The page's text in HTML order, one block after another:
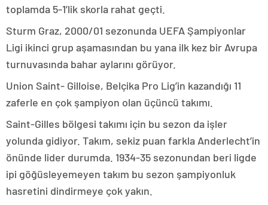
toplamda 5-1’lik skorla rahat geçti.
Sturm Graz, 2000/01 sezonunda UEFA Şampiyonlar
Ligi ikinci grup aşamasından bu yana ilk kez bir Avrupa
turnuvasında bahar aylarını görüyor.
Union Saint- Gilloise, Belçika Pro Lig’in kazandığı 11
zaferle en çok şampiyon olan üçüncü takımı.
Saint-Gilles bölgesi takımı için bu sezon da işler
yolunda gidiyor. Takım, sekiz puan farkla Anderlecht’in
önünde lider durumda. 1934-35 sezonundan beri ligde
ipi göğüsleyemeyen takım bu sezon şampiyonluk
hasretini dindirmeye çok yakın.